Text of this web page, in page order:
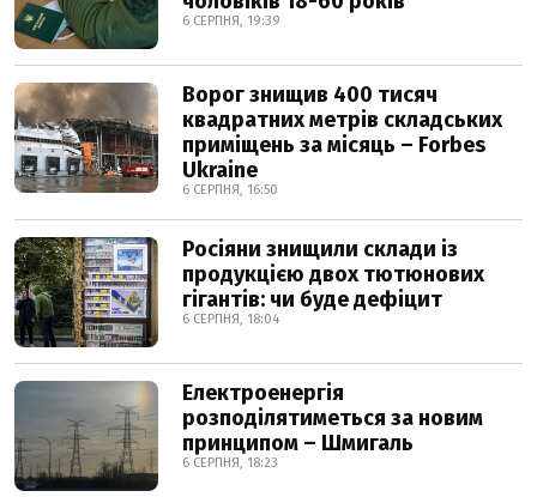
6 СЕРПНЯ, 19:39
Ворог знищив 400 тисяч
квадратних метрів складських
приміщень за місяць – Forbes
Ukraine
6 СЕРПНЯ, 16:50
Росіяни знищили склади із
продукцією двох тютюнових
гігантів: чи буде дефіцит
6 СЕРПНЯ, 18:04
Електроенергія
розподілятиметься за новим
принципом – Шмигаль
6 СЕРПНЯ, 18:23